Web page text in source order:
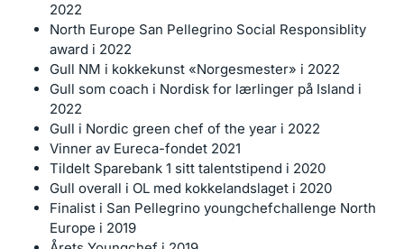
2022
North Europe San Pellegrino Social Responsiblity
award i 2022
Gull NM i kokkekunst «Norgesmester» i 2022
Gull som coach i Nordisk for lærlinger på Island i
2022
Gull i Nordic green chef of the year i 2022
Vinner av Eureca-fondet 2021
Tildelt Sparebank 1 sitt talentstipend i 2020
Gull overall i OL med kokkelandslaget i 2020
Finalist i San Pellegrino youngchefchallenge North
Europe i 2019